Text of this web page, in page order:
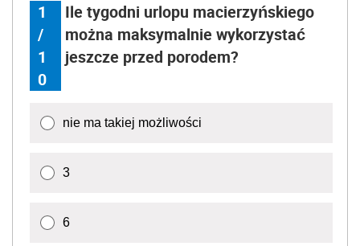
1
/
1
0
Ile tygodni urlopu macierzyńskiego
można maksymalnie wykorzystać
jeszcze przed porodem?
nie ma takiej możliwości
3
6